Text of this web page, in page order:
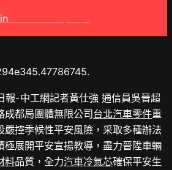
報-中工網記者黃仕強 通信員吳晉超
成都局團體無限公司台北汽車零件重
嚴控季候性平安風險，采取多種辦法
極展開平安宣揚教導，盡力晉陞車輛
料品質，全力汽車冷氣芯確保平安生